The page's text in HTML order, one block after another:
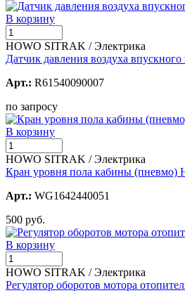
В корзину
HOWO SITRAK / Электрика
Датчик давления воздуха
Арт.: R61540090007
по запросу
В корзину
HOWO SITRAK / Электрика
Кран уровня пола кабины (пневмо)
Арт.: WG1642440051
500 руб.
В корзину
HOWO SITRAK / Электрика
Регулятор оборотов мотора